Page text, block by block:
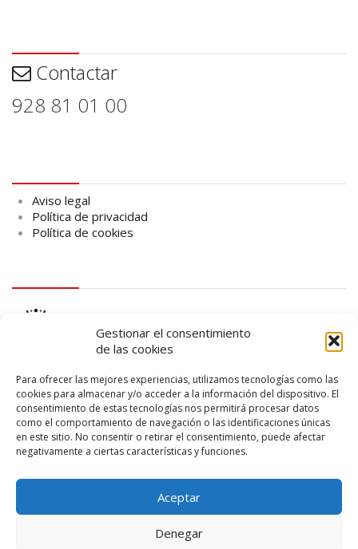
Gestionar el consentimiento
de las cookies
Para ofrecer las mejores experiencias, utilizamos tecnologías como las
cookies para almacenar y/o acceder a la información del dispositivo. El
consentimiento de estas tecnologías nos permitirá procesar datos
como el comportamiento de navegación o las identificaciones únicas
en este sitio. No consentir o retirar el consentimiento, puede afectar
negativamente a ciertas características y funciones.
Aceptar
Denegar
Contactar
928 81 01 00
Aviso legal
Política de privacidad
Política de cookies
logo SID